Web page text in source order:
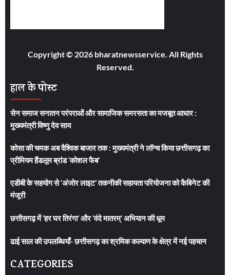
Copyright © 2026 bharatnewsservice. All Rights
Reserved.
हाल के पोस्ट
सेन समाज सनातन परंपराओं और सामाजिक समरसता का मजबूत आधार :
मुख्यमंत्री विष्णु देव साय
कोसा की चमक अब वैश्विक बाजार तक : मुख्यमंत्री ने लॉन्च किया छत्तीसगढ़ का
प्रीमियम हैंडलूम ब्रांड ‘कोशल फैब’
एडीबी के सहयोग से ‘अंजोर लाइट’ तकनीकी सहायता परियोजना को कैबिनेट की
मंजूरी
छत्तीसगढ़ में ‘हर घर तिरंगा’ और ‘वंदे मातरम्’ अभियान की धूम
ढाई साल की उपलब्धियाँ- छत्तीसगढ़ का श्रमिक कल्याण के क्षेत्र में नई पहचान
CATEGORIES